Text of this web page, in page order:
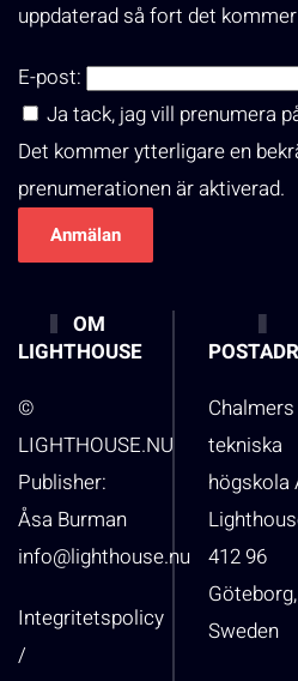
uppdaterad så fort det
E-post:
Ja tack, jag vill prenumera
Det kommer ytterligare en
prenumerationen är aktiverad.
OM
LIGHTHOUSE
©
LIGHTHOUSE.NU
Publisher:
Åsa Burman
info@lighthouse.nu
Integritetspolicy
/
Chalmers
tekniska
högskola
412 96
Göteborg,
Sweden